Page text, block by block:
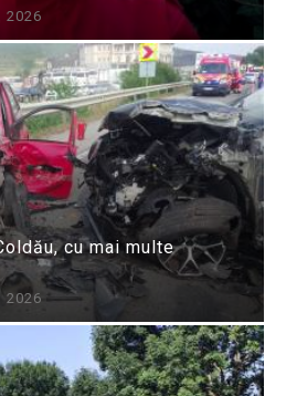
2026
cu mai multe
2026